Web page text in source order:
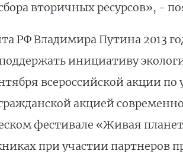
вторичных ресурсов», -
РФ Владимира Путина 2013
инициативу
всероссийской акции по
акцией
фестивале «Живая
при участии партнеров